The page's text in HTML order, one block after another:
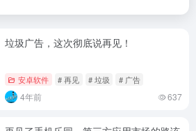
垃圾广告，这次彻底说再见！
安卓软件 # 再见 # 垃圾 # 广告
4年前 637